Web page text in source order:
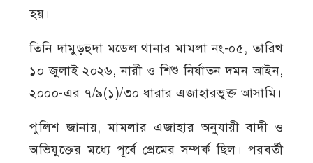
হয়।
তিনি দামুড়হুদা মডেল থানার মামলা নং-০৫, তারিখ
১০ জুলাই ২০২৬, নারী ও শিশু নির্যাতন দমন আইন,
২০০০-এর ৭/৯(১)/৩০ ধারার এজাহারভুক্ত আসামি।
পুলিশ জানায়, মামলার এজাহার অনুযায়ী বাদী ও
অভিযুক্তের মধ্যে পূর্বে প্রেমের সম্পর্ক ছিল। পরবর্তী